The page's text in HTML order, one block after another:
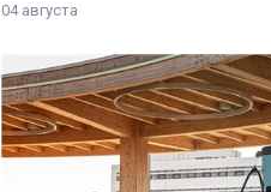
04 августа